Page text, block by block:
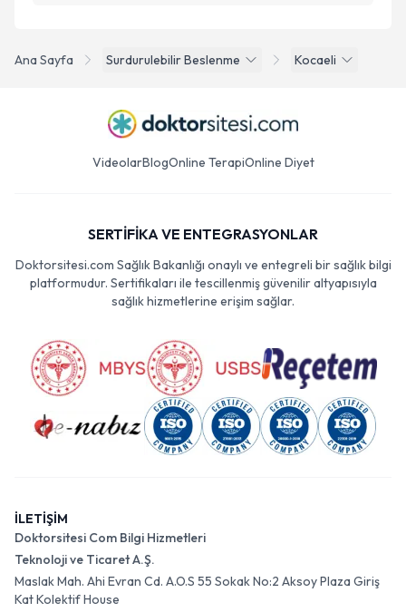
Ana Sayfa Surdurulebilir Beslenme Kocaeli
VideolarBlogOnline TerapiOnline Diyet
SERTİFİKA VE ENTEGRASYONLAR
Doktorsitesi.com Sağlık Bakanlığı onaylı ve entegreli bir sağlık bilgi
platformudur. Sertifikaları ile tescillenmiş güvenilir altyapısıyla
sağlık hizmetlerine erişim sağlar.
İLETİŞİM
Doktorsitesi Com Bilgi Hizmetleri
Teknoloji ve Ticaret A.Ş.
Maslak Mah. Ahi Evran Cd. A.O.S 55 Sokak No:2 Aksoy Plaza Giriş
Kat Kolektif House